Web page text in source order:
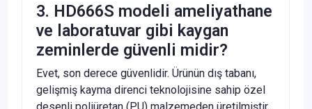
3. HD666S modeli ameliyathane
ve laboratuvar gibi kaygan
zeminlerde güvenli midir?
Evet, son derece güvenlidir. Ürünün dış tabanı,
gelişmiş kayma direnci teknolojisine sahip özel